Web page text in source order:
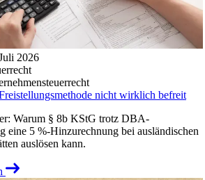
2026
nicht wirklich befreit
Warum § 8b KStG trotz DBA-
eine 5 %-Hinzurechnung bei ausländischen
auslösen kann.